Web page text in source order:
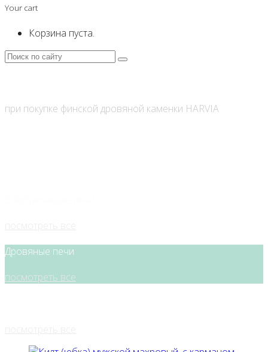
Your cart
Корзина пуста.
при покупке финской дровяной каменки HARVIA
Дровяные печи
посмотреть все